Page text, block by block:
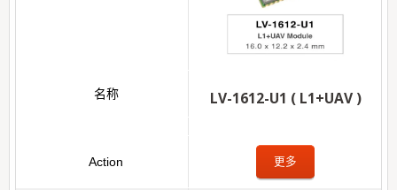
LV-1612-U1 ( L1+UAV )
更多